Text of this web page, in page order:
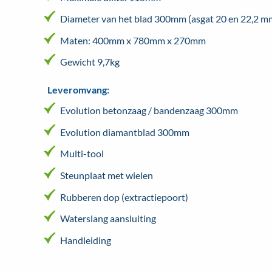
Diameter van het blad 300mm (asgat 20 en 22,2
Maten: 400mm x 780mm x 270mm
Gewicht 9,7kg
Leveromvang:
Evolution betonzaag / bandenzaag 300mm
Evolution diamantblad 300mm
Multi-tool
Steunplaat met wielen
Rubberen dop (extractiepoort)
Waterslang aansluiting
Handleiding